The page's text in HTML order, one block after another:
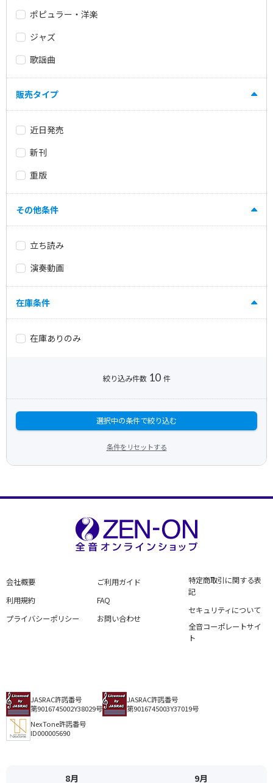
ポピュラー・洋楽
ジャズ
歌謡曲
販売タイプ
近日発売
新刊
重版
その他条件
立ち読み
演奏動画
在庫条件
在庫ありのみ
絞り込み件数 10 件
選択中の条件で絞り込む
条件をリセットする
会社概要
利用規約
プライバシーポリシー
ご利用ガイド
FAQ
お問い合わせ
特定商取引に関する表
記
セキュリティについて
全音コーポレートサイ
ト
JASRAC許諾番号
第9016745002Y38029号
JASRAC許諾番号
第9016745003Y37019号
NexTone許諾番号
ID000005690
8月 9月